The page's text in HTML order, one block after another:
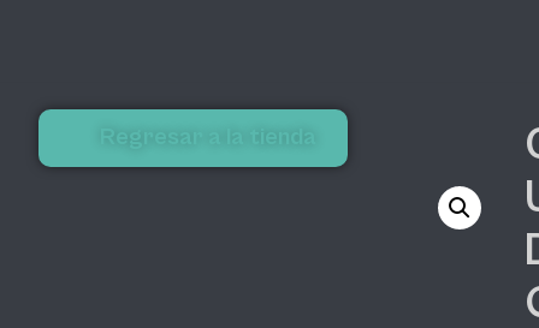
Regresar a la tienda